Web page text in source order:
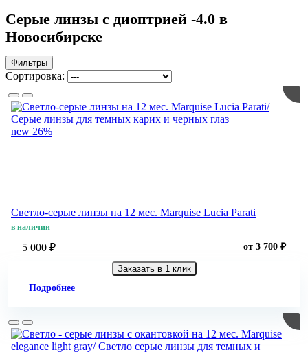
Серые линзы с диоптрией -4.0 в
Новосибирске
Фильтры
Сортировка:
new 26%
Светло-серые линзы на 12 мес. Marquise Lucia Parati
в наличии
5 000 ₽ от 3 700 ₽
Заказать в 1 клик
Подробнее